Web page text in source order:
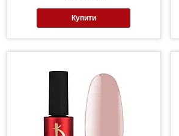
Купити